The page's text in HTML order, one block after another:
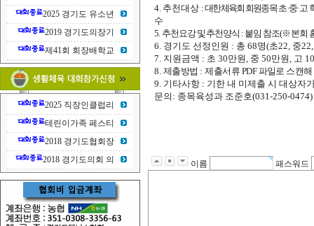
2025 경기도 유소년
2019 경기도의장기
제41회 회장배학교
2025 직장인클럽리
테린이가족 페스티
2018 경기도협회장
2018 경기도의회 의
4. 추천대상 :대한체육회 회원종목초∙중∙고
수
5. 추천요강 및 추천양식 : 붙임 참조(※ 본회
6. 경기도 선정인원 : 총 68명(초22, 중
7. 지원금액 : 초 30만원, 중 50만원, 고
8. 제출방법 :제출서류 PDF파일로 스캔
9. 기타사항 : 기한 내 미제출 시 대상자
문의 : 종목육성과 조준호(031-250-0474)
이름 패스워드